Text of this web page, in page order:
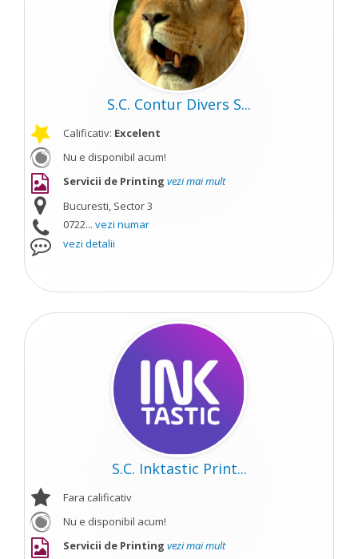
S.C. Contur Divers S...
Calificativ: Excelent
Nu e disponibil acum!
Servicii de Printing vezi mai mult
Bucuresti, Sector 3
0722... vezi numar
vezi detalii
S.C. Inktastic Print...
Fara calificativ
Nu e disponibil acum!
Servicii de Printing vezi mai mult